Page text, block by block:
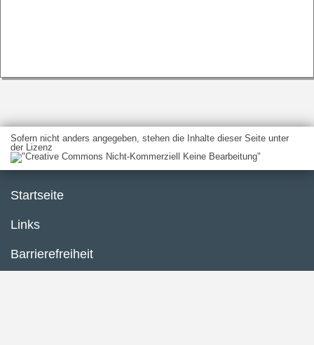
Sofern nicht anders angegeben, stehen die Inhalte dieser Seite unter
der Lizenz
Startseite
Links
Barrierefreiheit